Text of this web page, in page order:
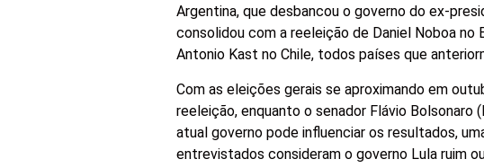
Argentina, que desbancou o governo do ex-
consolidou com a reeleição de Daniel Noboa no
Antonio Kast no Chile, todos países que
Com as eleições gerais se aproximando em
reeleição, enquanto o senador Flávio Bolsonaro
atual governo pode influenciar os resultados,
entrevistados consideram o governo Lula ruim